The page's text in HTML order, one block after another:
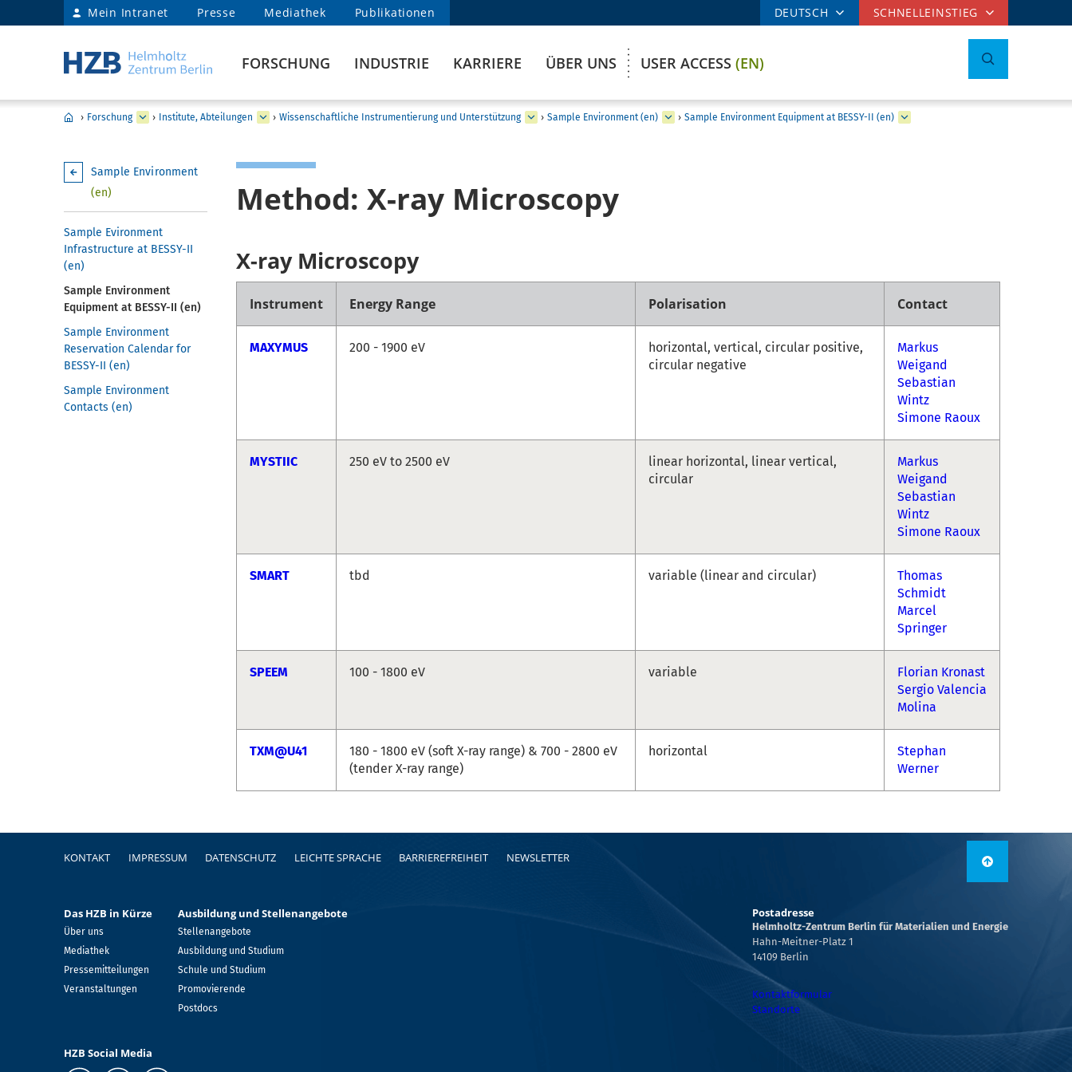
Mein Intranet Presse Mediathek Publikationen DEUTSCH SCHNELLEINSTIEG
FORSCHUNG INDUSTRIE KARRIERE ÜBER UNS USER ACCESS (EN)
› Forschung › Institute, Abteilungen › Wissenschaftliche Instrumentierung und Unterstützung › Sample Environment (en) › Sample Environment Equipment at BESSY-II (en)
Sample Environment
(en)
Sample Evironment
Infrastructure at BESSY-II
(en)
Sample Environment
Equipment at BESSY-II (en)
Sample Environment
Reservation Calendar for
BESSY-II (en)
Sample Environment
Contacts (en)
Method: X-ray Microscopy
X-ray Microscopy
Instrument Energy Range Polarisation Contact
MAXYMUS 200 - 1900 eV
horizontal, vertical, circular positive,
circular negative
Markus
Weigand
Sebastian
Wintz
Simone Raoux
MYSTIIC 250 eV to 2500 eV
linear horizontal, linear vertical,
circular
Markus
Weigand
Sebastian
Wintz
Simone Raoux
SMART tbd variable (linear and circular)
Thomas
Schmidt
Marcel
Springer
SPEEM 100 - 1800 eV variable
Florian Kronast
Sergio Valencia
Molina
TXM@U41
180 - 1800 eV (soft X-ray range) & 700 - 2800 eV
(tender X-ray range)
horizontal
Stephan
Werner
Fußzeile
KONTAKT IMPRESSUM DATENSCHUTZ LEICHTE SPRACHE BARRIEREFREIHEIT NEWSLETTER
Das HZB in Kürze
Über uns
Mediathek
Pressemitteilungen
Veranstaltungen
Ausbildung und Stellenangebote
Stellenangebote
Ausbildung und Studium
Schule und Studium
Promovierende
Postdocs
Postadresse
Helmholtz-Zentrum Berlin für Materialien und Energie
Hahn-Meitner-Platz 1
14109 Berlin
Kontaktformular
Standorte
HZB Social Media